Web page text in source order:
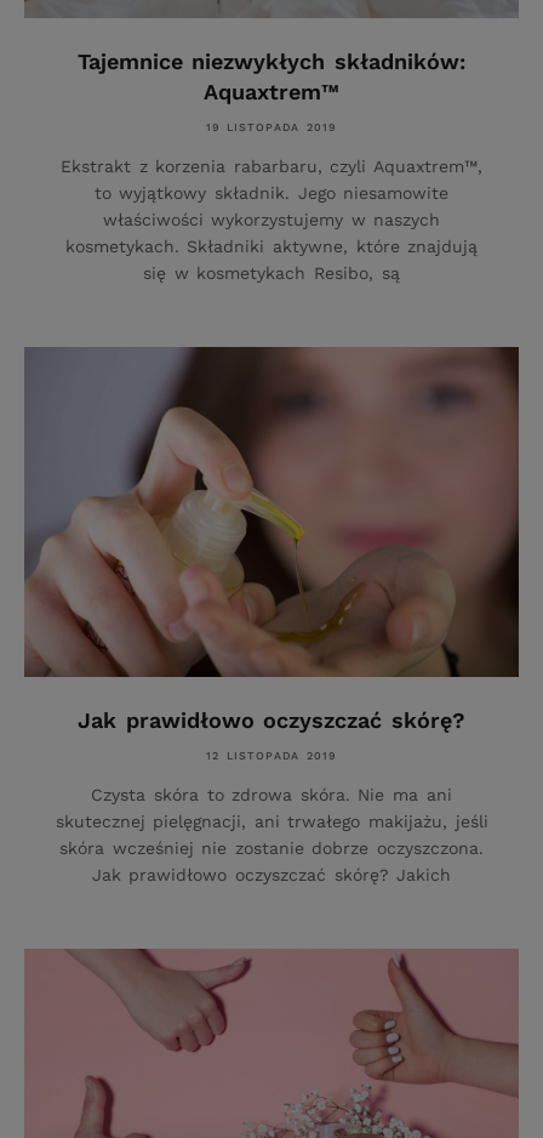
Tajemnice niezwykłych składników:
Aquaxtrem™
19 LISTOPADA 2019
Ekstrakt z korzenia rabarbaru, czyli Aquaxtrem™,
to wyjątkowy składnik. Jego niesamowite
właściwości wykorzystujemy w naszych
kosmetykach. Składniki aktywne, które znajdują
się w kosmetykach Resibo, są
Jak prawidłowo oczyszczać skórę?
12 LISTOPADA 2019
Czysta skóra to zdrowa skóra. Nie ma ani
skutecznej pielęgnacji, ani trwałego makijażu, jeśli
skóra wcześniej nie zostanie dobrze oczyszczona.
Jak prawidłowo oczyszczać skórę? Jakich